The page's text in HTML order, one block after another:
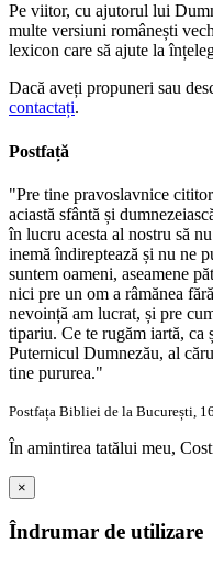
Pe viitor, cu ajutorul lui
multe versiuni românești
lexicon care să ajute la
Dacă aveți propuneri sau
contactați.
Postfață
"Pre tine pravoslavnice
aciastă sfântă și
în lucru acesta al nostru să
inemă îndireptează și nu ne
suntem oameni, aseamene
nici pre un om a râmănea
nevoință am lucrat, și pre
tipariu. Ce te rugăm iartă, ca
Puternicul Dumnezău, al
tine pururea."
Postfața Bibliei de la București,
În amintirea tatălui meu,
×
Îndrumar de utilizare